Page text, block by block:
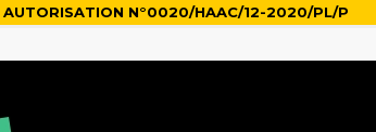
N°0020/HAAC/12-2020/PL/P